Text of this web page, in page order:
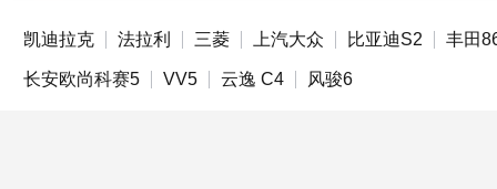
凯迪拉克 法拉利 三菱 上汽大众 比亚迪S2 丰田
长安欧尚科赛5 VV5 云逸 C4 风骏6